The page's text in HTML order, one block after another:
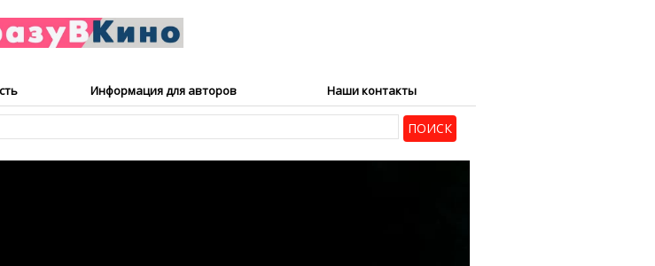
Информация для авторов Наши контакты